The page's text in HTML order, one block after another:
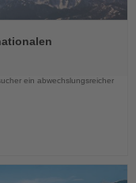
ein abwechslungsreicher